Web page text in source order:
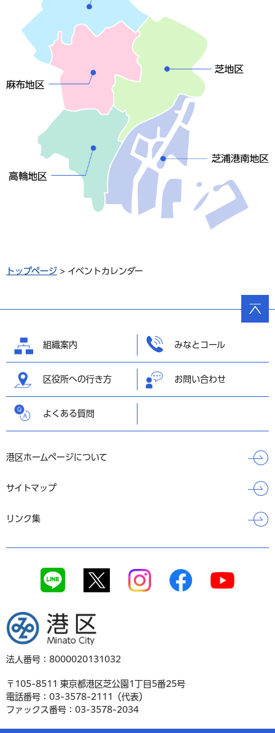
トップページ > イベントカレンダー
組織案内 みなとコール
区役所への行き方 お問い合わせ
よくある質問
港区ホームページについて
サイトマップ
リンク集
港区
法人番号：8000020131032
〒105-8511 東京都港区芝公園1丁目5番25号
電話番号：03-3578-2111（代表）
ファックス番号：03-3578-2034
ページ
の先頭